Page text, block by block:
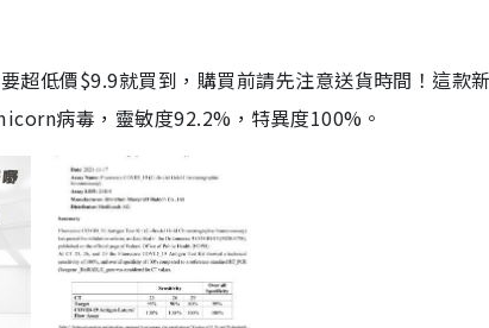
低價$9.9就買到，購買前請先注意送貨時間！這款
病毒，靈敏度92.2%，特異度100%。